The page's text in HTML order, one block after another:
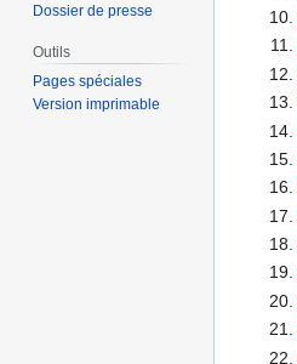
Dossier de presse
Outils
Pages spéciales
Version imprimable